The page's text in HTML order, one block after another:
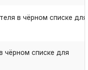
в чёрном списке для
чёрном списке для